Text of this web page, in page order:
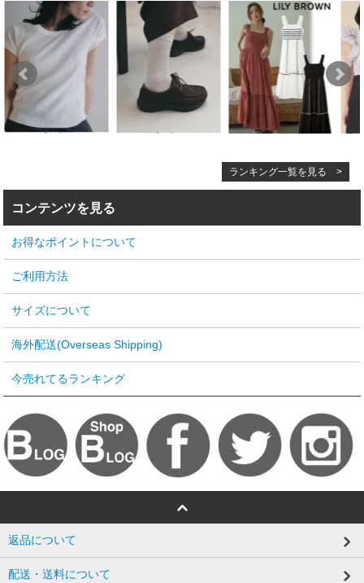
ランキング一覧を見る >
コンテンツを見る
お得なポイントについて
ご利用方法
サイズについて
海外配送(Overseas Shipping)
今売れてるランキング
返品について
配送・送料について